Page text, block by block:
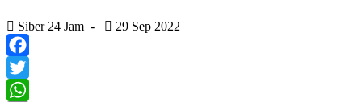
Siber 24 Jam - 29 Sep 2022
Facebook
Twitter